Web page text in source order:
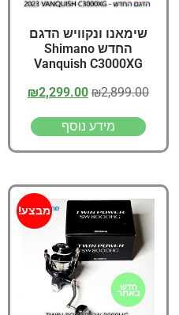
שימאנו ונקוויש הדגם
החדש Shimano
Vanquish C3000XG
₪2,899.00
₪2,299.00
מידע נוסף
מבצע!